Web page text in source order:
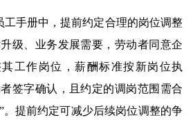
工手册中，提前约定合理的岗位调整
级、业务发展需要，劳动者同意企
工作岗位，薪酬标准按新岗位执
签字确认，且约定的调岗范围需合
。提前约定可减少后续岗位调整的争